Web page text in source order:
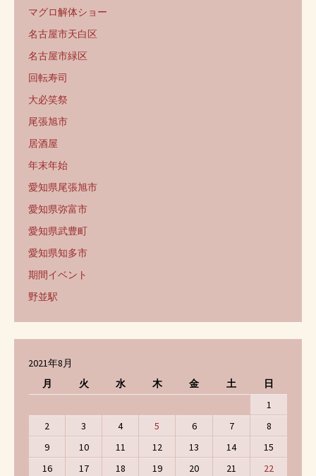
マグロ解体ショー
名古屋市天白区
名古屋市緑区
回転寿司
大必笑祭
尾張旭市
居酒屋
年末年始
愛知県尾張旭市
愛知県弥富市
愛知県武豊町
愛知県知多市
期間イベント
野並駅
2021年8月
月
火 水 木 金 土
日
1
2
3 4 5 6 7
8
9
10 11 12 13 14
15
16
17 18 19 20 21 22